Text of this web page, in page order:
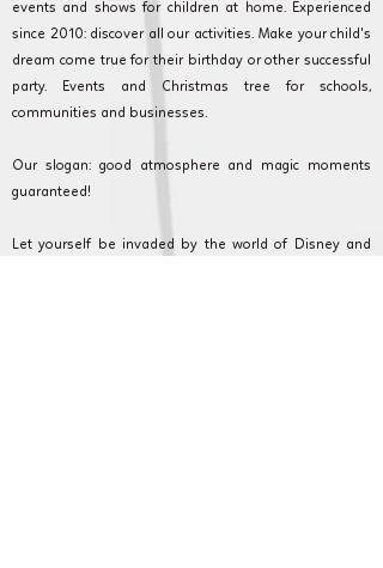
events and shows for children at home. Experienced
since 2010: discover all our activities. Make your child's
dream come true for their birthday or other successful
party. Events and Christmas tree for schools,
communities and businesses.
Our slogan: good atmosphere and magic moments
guaranteed!
Let yourself be invaded by the world of Disney and